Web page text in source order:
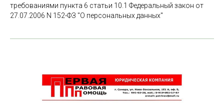
требованиями пункта 6 статьи 10.1 Федеральный закон от
27.07.2006 N 152-ФЗ "О персональных данных"